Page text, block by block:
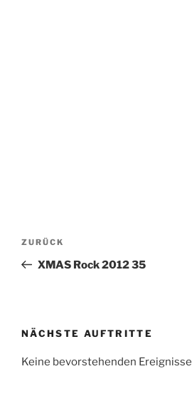
Beitragsnavigation
Vorheriger
Beitrag
ZURÜCK
XMAS Rock 2012 35
NÄCHSTE AUFTRITTE
Keine bevorstehenden Ereignisse